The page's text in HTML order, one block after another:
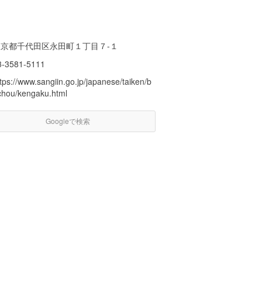
都千代田区永田町１丁目７-１
3581-5111
www.sangiin.go.jp/japanese/taiken/b
kengaku.html
Googleで検索